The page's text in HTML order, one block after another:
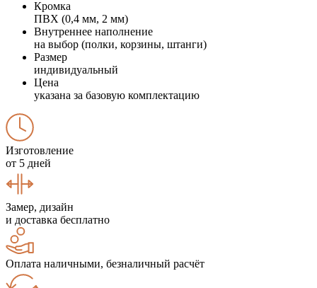
Кромка
ПВХ (0,4 мм, 2 мм)
Внутреннее наполнение
на выбор (полки, корзины, штанги)
Размер
индивидуальный
Цена
указана за базовую комплектацию
Изготовление
от 5 дней
Замер, дизайн
и доставка бесплатно
Оплата наличными, безналичный расчёт